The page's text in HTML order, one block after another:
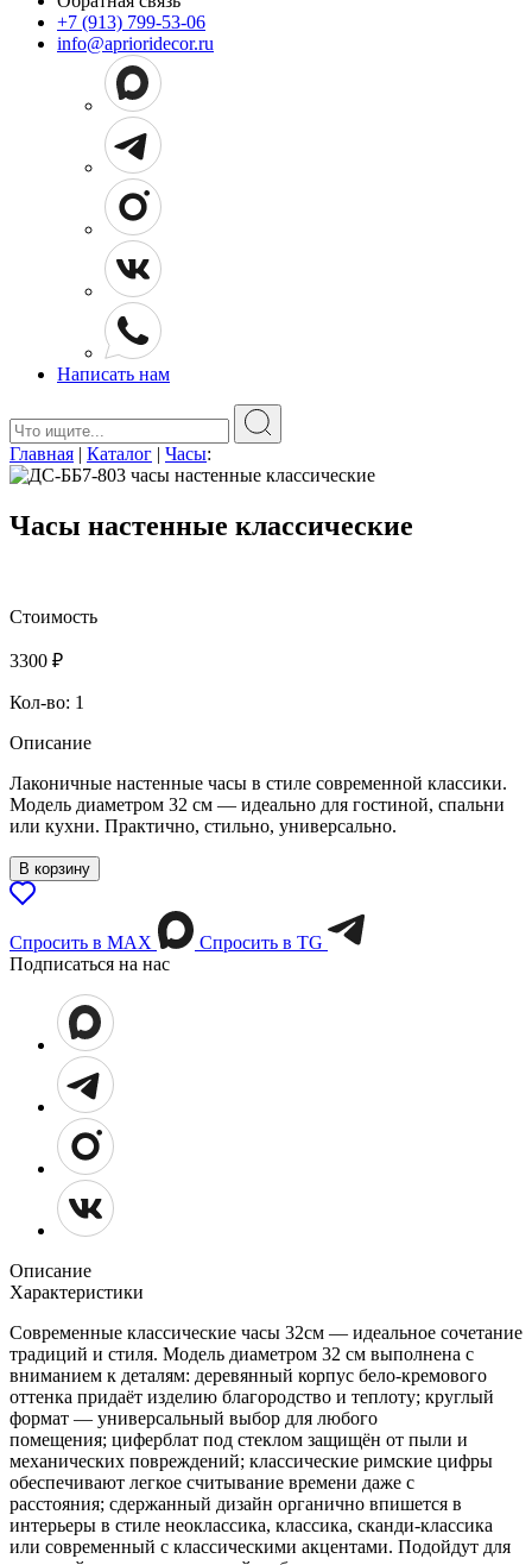
+7 (913) 799-53-06
info@aprioridecor.ru
Написать нам
Главная | Каталог | Часы:
Часы настенные классические
Стоимость
3300 ₽
Кол-во: 1
Описание
Лаконичные настенные часы в стиле современной классики.
Модель диаметром 32 см — идеально для гостиной, спальни
или кухни. Практично, стильно, универсально.
В корзину
Спросить в МАХ
Спросить в TG
Подписаться на нас
Описание
Характеристики
Современные классические часы 32см — идеальное сочетание
традиций и стиля. Модель диаметром 32 см выполнена с
вниманием к деталям: деревянный корпус бело‑кремового
оттенка придаёт изделию благородство и теплоту; круглый
формат — универсальный выбор для любого
помещения; циферблат под стеклом защищён от пыли и
механических повреждений; классические римские цифры
обеспечивают легкое считывание времени даже с
расстояния; сдержанный дизайн органично впишется в
интерьеры в стиле неоклассика, классика, сканди‑классика
или современный с классическими акцентами. Подойдут для